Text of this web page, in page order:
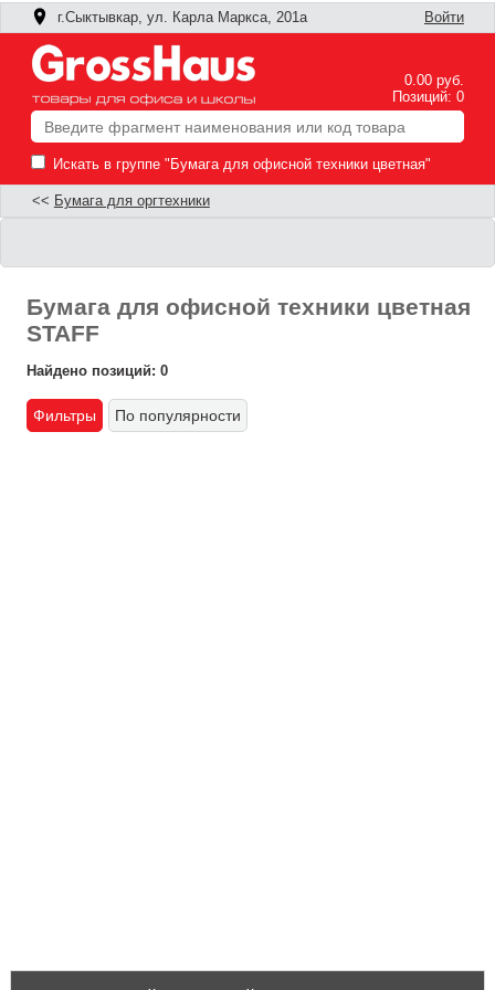
г.Сыктывкар, ул. Карла Маркса, 201а Войти
0.00 руб.
Позиций: 0
Искать в группе "Бумага для офисной техники цветная"
<< Бумага для оргтехники
Бумага для офисной техники цветная
STAFF
Найдено позиций: 0
Фильтры По популярности